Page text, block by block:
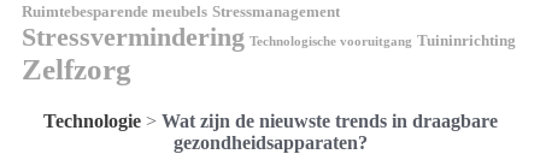
Ruimtebesparende meubels Stressmanagement
Stressvermindering Technologische vooruitgang Tuininrichting
Zelfzorg
Technologie> Wat zijn de nieuwste trends in draagbare
gezondheidsapparaten?